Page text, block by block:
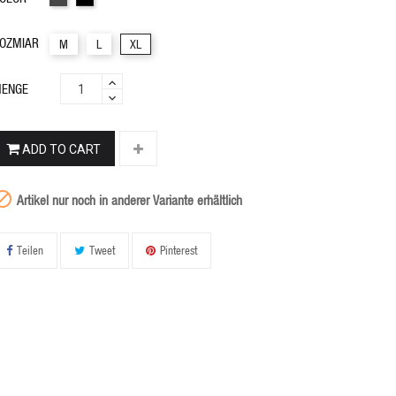
M L XL
ADD TO CART
Artikel nur noch in anderer Variante erhältlich
Teilen Tweet Pinterest